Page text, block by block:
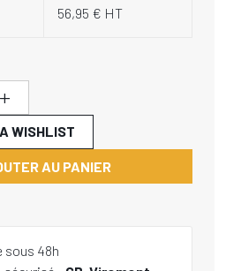
56,95 € HT
+
AU PANIER
WISHLIST
sous 48h